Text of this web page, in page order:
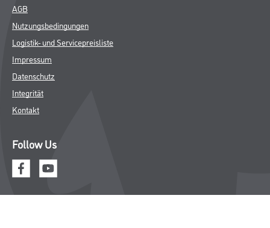
AGB
Nutzungsbedingungen
Logistik- und Servicepreisliste
Impressum
Datenschutz
Integrität
Kontakt
Follow Us